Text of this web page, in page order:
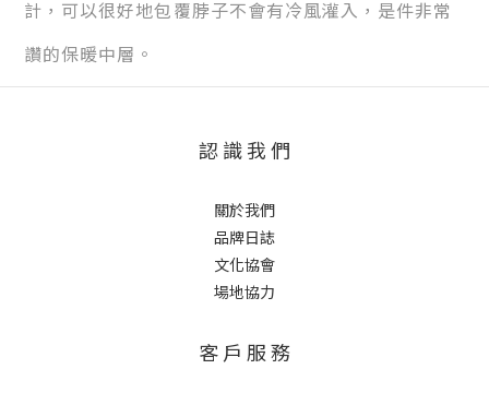
計，可以很好地包覆脖子不會有冷風灌入，是件非常
讚的保暖中層。
認 識 我 們
關於我們
品牌日誌
文化協會
場地協力
客 戶 服 務